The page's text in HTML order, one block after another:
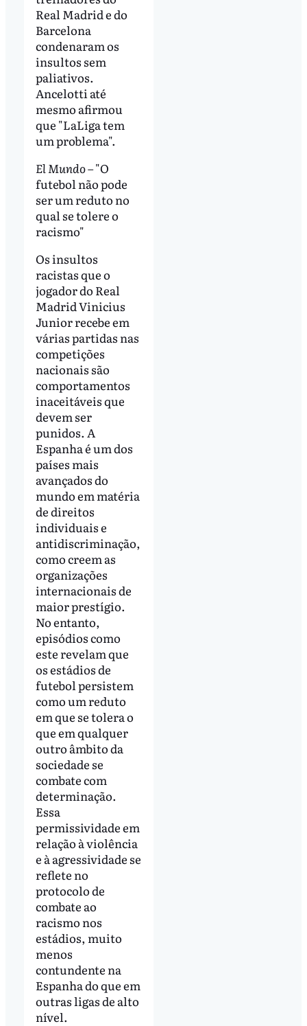
Real Madrid e do
Barcelona
condenaram os
insultos sem
paliativos.
Ancelotti até
mesmo afirmou
que "LaLiga tem
um problema".
El Mundo– "O
futebol não pode
ser um reduto no
qual se tolere o
racismo"
Os insultos
racistas que o
jogador do Real
Madrid Vinicius
Junior recebe em
várias partidas nas
competições
nacionais são
comportamentos
inaceitáveis ​​que
devem ser
punidos. A
Espanha é um dos
países mais
avançados do
mundo em matéria
de direitos
individuais e
antidiscriminação,
como creem as
organizações
internacionais de
maior prestígio.
No entanto,
episódios como
este revelam que
os estádios de
futebol persistem
como um reduto
em que se tolera o
que em qualquer
outro âmbito da
sociedade se
combate com
determinação.
Essa
permissividade em
relação à violência
e à agressividade se
reflete no
protocolo de
combate ao
racismo nos
estádios, muito
menos
contundente na
Espanha do que em
outras ligas de alto
nível.